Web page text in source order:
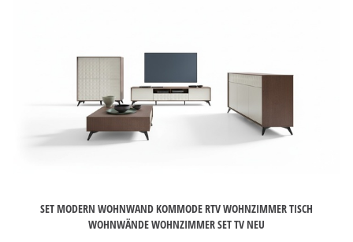
SET MODERN WOHNWAND KOMMODE RTV WOHNZIMMER TISCH
WOHNWÄNDE WOHNZIMMER SET TV NEU